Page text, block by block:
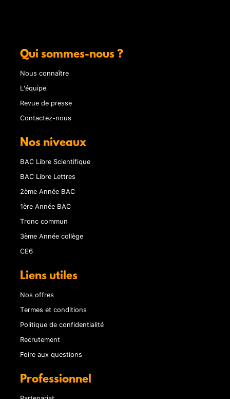
Qui sommes-nous ?
Nous connaître
L'équipe
Revue de presse
Contactez-nous
Nos niveaux
BAC Libre Scientifique
BAC Libre Lettres
2ème Année BAC
1ère Année BAC
Tronc commun
3ème Année collège
CE6
Liens utiles
Nos offres
Termes et conditions
Politique de confidentialité
Recrutement
Foire aux questions
Professionnel